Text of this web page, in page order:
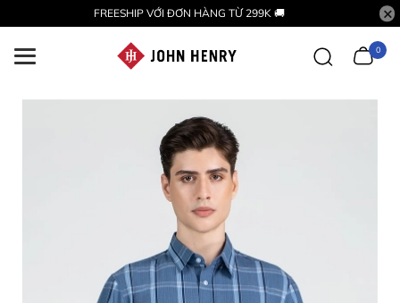
FREESHIP VỚI ĐƠN HÀNG TỪ 299K 🚚
0